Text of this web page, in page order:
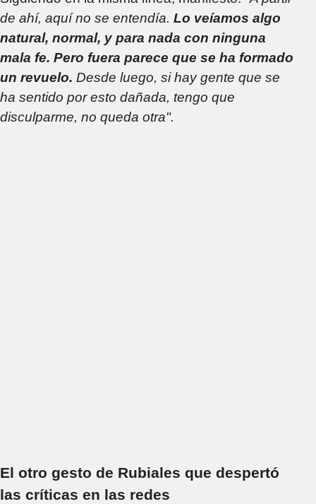
de ahí, aquí no se entendía. Lo veíamos algo
natural, normal, y para nada con ninguna
mala fe. Pero fuera parece que se ha formado
un revuelo. Desde luego, si hay gente que se
ha sentido por esto dañada, tengo que
disculparme, no queda otra".
El otro gesto de Rubiales que despertó
las críticas en las redes